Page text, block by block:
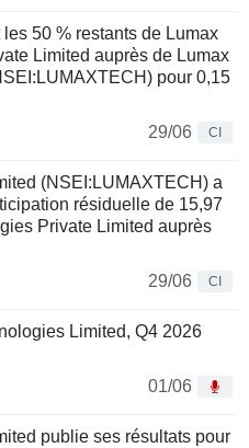
50 % restants de Lumax
Limited auprès de Lumax
pour 0,15
29/06
CI
(NSEI:LUMAXTECH) a
résiduelle de 15,97
Private Limited auprès
29/06
CI
Limited, Q4 2026
01/06
publie ses résultats pour